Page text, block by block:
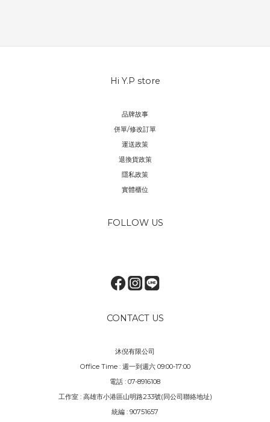
Hi Y.P store
品牌故事
併單/修改訂單
運送政策
退換貨政策
隱私政策
實體櫃位
FOLLOW US
CONTACT US
沐倪有限公司
Office Time : 週一到週六 09:00-17:00
電話 : 07-8916108
工作室 : 高雄市小港區山明路233號(同公司聯絡地址)
統編 : 90751657